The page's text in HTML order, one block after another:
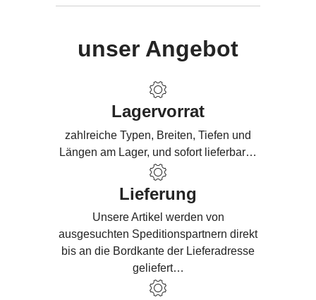
unser Angebot
Lagervorrat
zahlreiche Typen, Breiten, Tiefen und
Längen am Lager, und sofort lieferbar…
Lieferung
Unsere Artikel werden von
ausgesuchten Speditionspartnern direkt
bis an die Bordkante der Lieferadresse
geliefert…